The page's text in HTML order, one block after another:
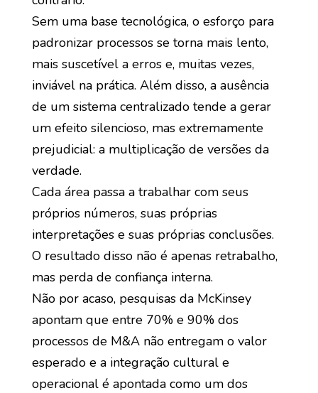
Sem uma base tecnológica, o esforço para
padronizar processos se torna mais lento,
mais suscetível a erros e, muitas vezes,
inviável na prática. Além disso, a ausência
de um sistema centralizado tende a gerar
um efeito silencioso, mas extremamente
prejudicial: a multiplicação de versões da
verdade.
Cada área passa a trabalhar com seus
próprios números, suas próprias
interpretações e suas próprias conclusões.
O resultado disso não é apenas retrabalho,
mas perda de confiança interna.
Não por acaso, pesquisas da McKinsey
apontam que entre 70% e 90% dos
processos de M&A não entregam o valor
esperado e a integração cultural e
operacional é apontada como um dos